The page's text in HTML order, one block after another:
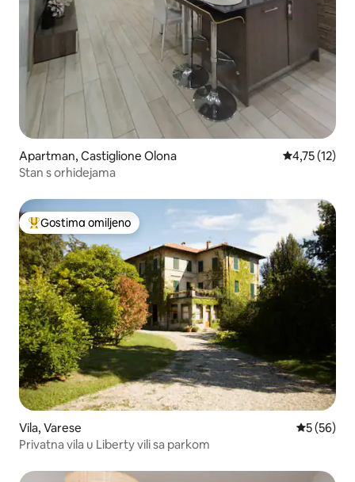
Apartman, Castiglione Olona Prosečna
4,75 (12)
Stan s orhidejama
Najuspešniji među gostima omiljenim
Gostima omiljeno
Vila, Varese Prosečna
5 (56)
Privatna vila u Liberty vili sa parkom